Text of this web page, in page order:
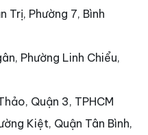
Trị, Phường 7, Bình
Phường Linh Chiểu,
Quận 3, TPHCM
Kiệt, Quận Tân Bình,